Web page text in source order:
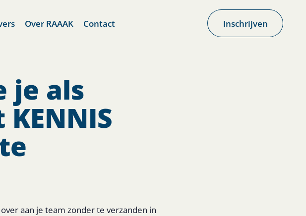
Over RAAAK Contact Inschrijven
je als
aan je team zonder te verzanden in